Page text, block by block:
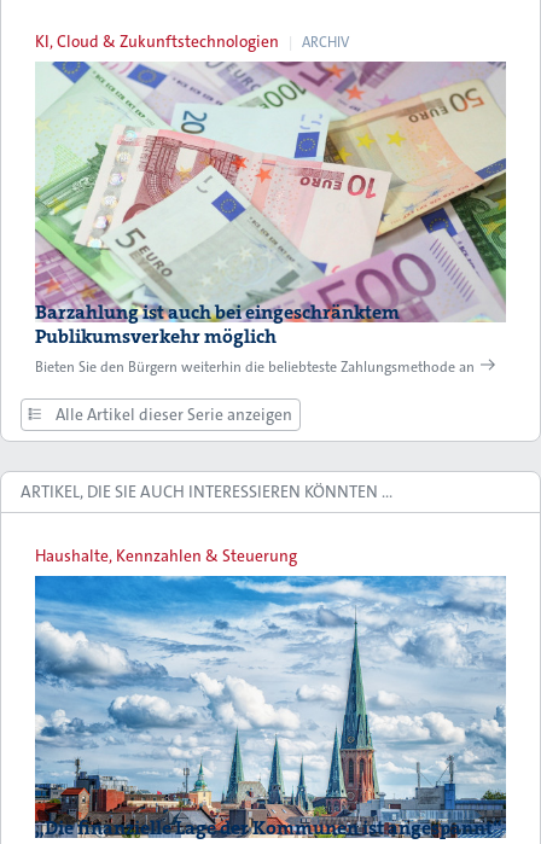
KI, Cloud & Zukunftstechnologien ARCHIV
Barzahlung ist auch bei eingeschränktem
Publikumsverkehr möglich
Bieten Sie den Bürgern weiterhin die beliebteste Zahlungsmethode an
Alle Artikel dieser Serie anzeigen
ARTIKEL, DIE SIE AUCH INTERESSIEREN KÖNNTEN …
Haushalte, Kennzahlen & Steuerung
„Die finanzielle Lage der Kommunen ist angespannt“